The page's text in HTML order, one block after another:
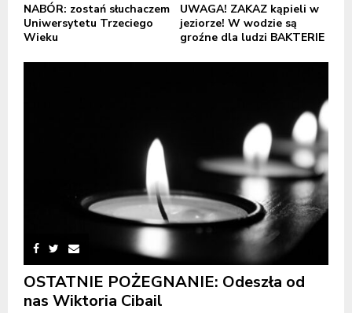
NABÓR: zostań słuchaczem
Uniwersytetu Trzeciego
Wieku
UWAGA! ZAKAZ kąpieli w
jeziorze! W wodzie są
groźne dla ludzi BAKTERIE
OSTATNIE POŻEGNANIE: Odeszła od
nas Wiktoria Cibail